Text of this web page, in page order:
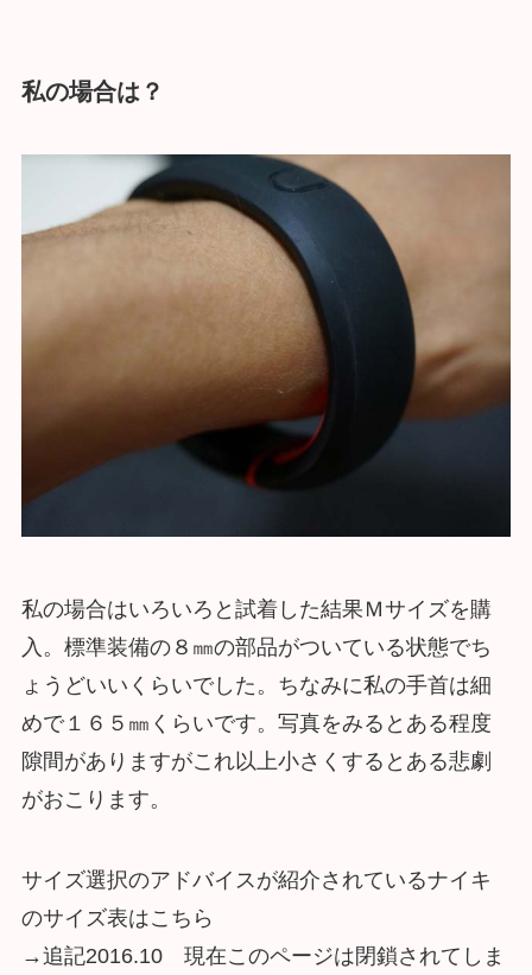
私の場合は？
私の場合はいろいろと試着した結果Ｍサイズを購
入。標準装備の８㎜の部品がついている状態でち
ょうどいいくらいでした。ちなみに私の手首は細
めで１６５㎜くらいです。写真をみるとある程度
隙間がありますがこれ以上小さくするとある悲劇
がおこります。
サイズ選択のアドバイスが紹介されているナイキ
のサイズ表はこちら
→追記2016.10 現在このページは閉鎖されてしま